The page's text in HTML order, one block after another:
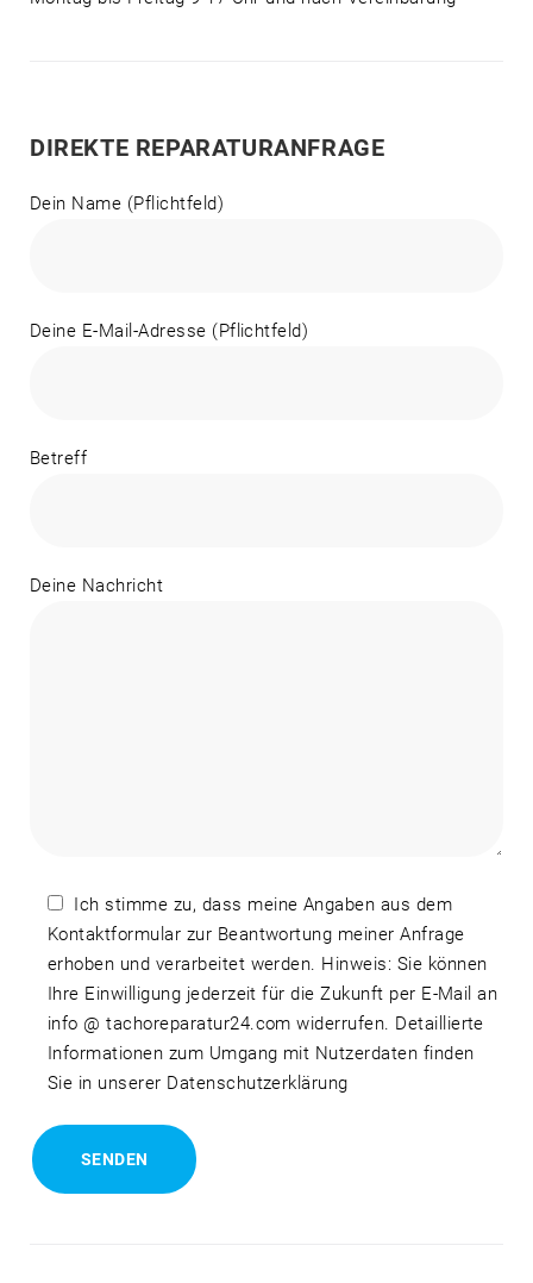
DIREKTE REPARATURANFRAGE
Dein Name (Pflichtfeld)
Deine E-Mail-Adresse (Pflichtfeld)
Betreff
Deine Nachricht
Ich stimme zu, dass meine Angaben aus dem
Kontaktformular zur Beantwortung meiner Anfrage
erhoben und verarbeitet werden. Hinweis: Sie können
Ihre Einwilligung jederzeit für die Zukunft per E-Mail an
info @ tachoreparatur24.com widerrufen. Detaillierte
Informationen zum Umgang mit Nutzerdaten finden
Sie in unserer Datenschutzerklärung